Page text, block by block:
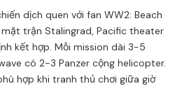
dịch quen với fan WW2: Beach
trận Stalingrad, Pacific theater
kết hợp. Mỗi mission dài 3-5
có 2-3 Panzer cộng helicopter.
hợp khi tranh thủ chơi giữa giờ